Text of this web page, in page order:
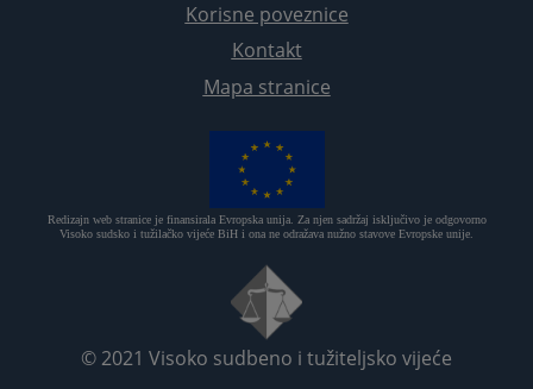
Korisne poveznice
Kontakt
Mapa stranice
Redizajn web stranice je finansirala Evropska unija. Za njen sadržaj isključivo je odgovorno
Visoko sudsko i tužilačko vijeće BiH i ona ne odražava nužno stavove Evropske unije.
© 2021 Visoko sudbeno i tužiteljsko vijeće